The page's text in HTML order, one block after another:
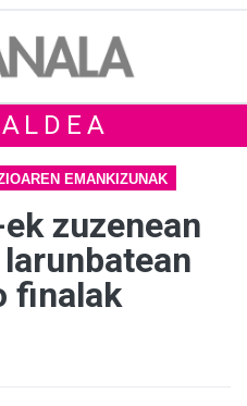
EMANKIZUNAK
zuzenean
finalak